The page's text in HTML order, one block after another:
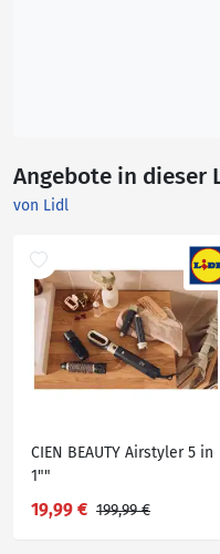
Angebote in dieser
von Lidl
CIEN BEAUTY Airstyler 5 in
1""
19,99 € 199,99 €